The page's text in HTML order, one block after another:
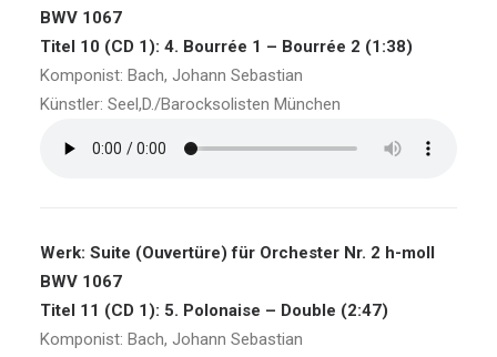
BWV 1067
Titel 10 (CD 1): 4. Bourrée 1 – Bourrée 2 (1:38)
Komponist: Bach, Johann Sebastian
Künstler: Seel,D./Barocksolisten München
Werk: Suite (Ouvertüre) für Orchester Nr. 2 h-moll
BWV 1067
Titel 11 (CD 1): 5. Polonaise – Double (2:47)
Komponist: Bach, Johann Sebastian